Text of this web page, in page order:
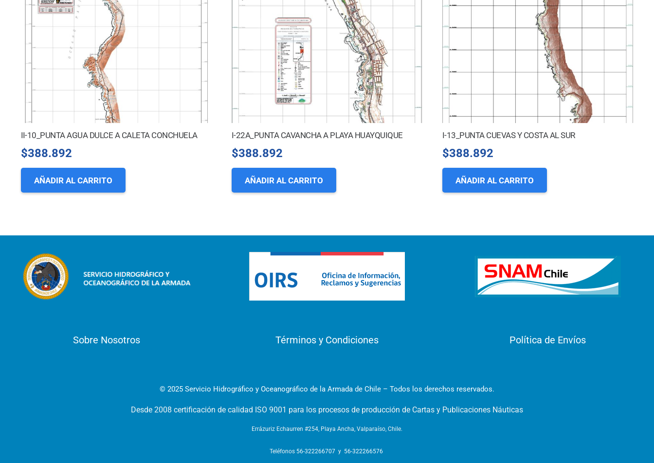
II-10_PUNTA AGUA DULCE A CALETA CONCHUELA
$388.892
AÑADIR AL CARRITO
I-22A_PUNTA CAVANCHA A PLAYA HUAYQUIQUE
$388.892
AÑADIR AL CARRITO
I-13_PUNTA CUEVAS Y COSTA AL SUR
$388.892
AÑADIR AL CARRITO
Sobre Nosotros Términos y Condiciones Política de Envíos
© 2025 Servicio Hidrográfico y Oceanográfico de la Armada de Chile – Todos los derechos reservados.
Desde 2008 certificación de calidad ISO 9001 para los procesos de producción de Cartas y Publicaciones Náuticas
Errázuriz Echaurren #254, Playa Ancha, Valparaíso, Chile.
Teléfonos 56-322266707 y 56-322266576